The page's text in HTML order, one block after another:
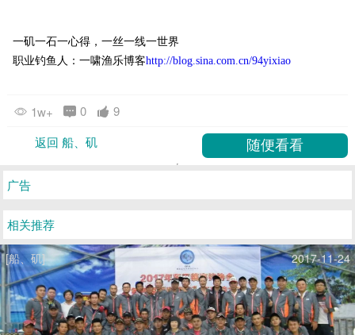
一矶一石一心得，一丝一线一世界
职业钓鱼人：一啸渔乐博客http://blog.sina.com.cn/94yixiao
1w+ 0
9
返回 船、矶
广告
相关推荐
[船、矶] 2017-11-24